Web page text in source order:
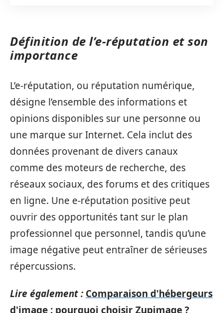
Définition de l’e-réputation et son
importance
L’e-réputation, ou réputation numérique,
désigne l’ensemble des informations et
opinions disponibles sur une personne ou
une marque sur Internet. Cela inclut des
données provenant de divers canaux
comme des moteurs de recherche, des
réseaux sociaux, des forums et des critiques
en ligne. Une e-réputation positive peut
ouvrir des opportunités tant sur le plan
professionnel que personnel, tandis qu’une
image négative peut entraîner de sérieuses
répercussions.
Lire également : Comparaison d'hébergeurs
d'image : pourquoi choisir Zupimage ?